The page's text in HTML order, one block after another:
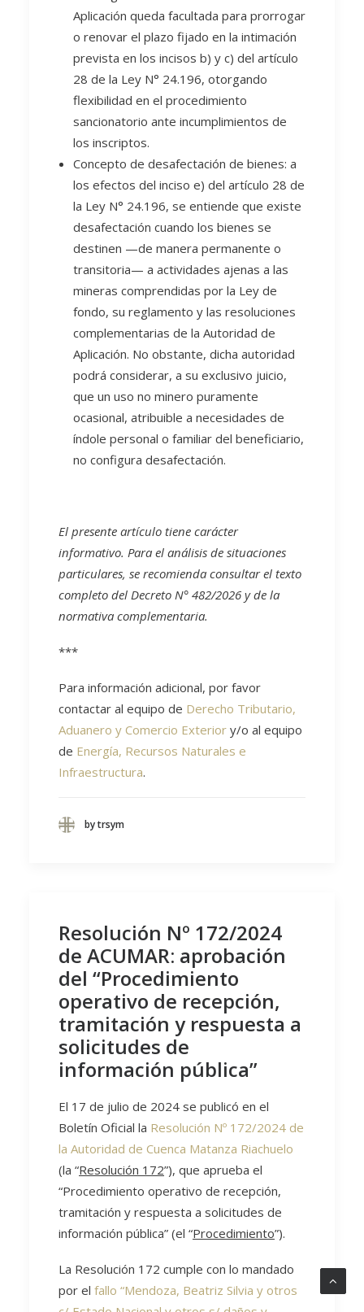
Aplicación queda facultada para prorrogar
o renovar el plazo fijado en la intimación
prevista en los incisos b) y c) del artículo
28 de la Ley N° 24.196, otorgando
flexibilidad en el procedimiento
sancionatorio ante incumplimientos de
los inscriptos.
Concepto de desafectación de bienes: a
los efectos del inciso e) del artículo 28 de
la Ley N° 24.196, se entiende que existe
desafectación cuando los bienes se
destinen —de manera permanente o
transitoria— a actividades ajenas a las
mineras comprendidas por la Ley de
fondo, su reglamento y las resoluciones
complementarias de la Autoridad de
Aplicación. No obstante, dicha autoridad
podrá considerar, a su exclusivo juicio,
que un uso no minero puramente
ocasional, atribuible a necesidades de
índole personal o familiar del beneficiario,
no configura desafectación.
El presente artículo tiene carácter
informativo. Para el análisis de situaciones
particulares, se recomienda consultar el texto
completo del Decreto N° 482/2026 y de la
normativa complementaria.
***
Para información adicional, por favor
contactar al equipo de Derecho Tributario,
Aduanero y Comercio Exterior y/o al equipo
de Energía, Recursos Naturales e
Infraestructura.
by trsym
Resolución Nº 172/2024
de ACUMAR: aprobación
del “Procedimiento
operativo de recepción,
tramitación y respuesta a
solicitudes de
información pública”
El 17 de julio de 2024 se publicó en el
Boletín Oficial la Resolución Nº 172/2024 de
la Autoridad de Cuenca Matanza Riachuelo
(la “Resolución 172”), que aprueba el
“Procedimiento operativo de recepción,
tramitación y respuesta a solicitudes de
información pública” (el “Procedimiento”).
La Resolución 172 cumple con lo mandado
por el fallo “Mendoza, Beatriz Silvia y otros